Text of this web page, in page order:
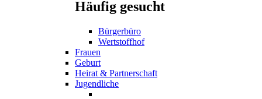
Häufig gesucht
Bürgerbüro
Wertstoffhof
Frauen
Geburt
Heirat & Partnerschaft
Jugendliche